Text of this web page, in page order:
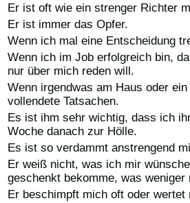
Er ist oft wie ein strenger Richter
Er ist immer das Opfer.
Wenn ich mal eine Entscheidung
Wenn ich im Job erfolgreich bin,
nur über mich reden will.
Wenn irgendwas am Haus oder
vollendete Tatsachen.
Es ist ihm sehr wichtig, dass ich
Woche danach zur Hölle.
Es ist so verdammt anstrengend
Er weiß nicht, was ich mir
geschenkt bekomme, was
Er beschimpft mich oft oder wertet